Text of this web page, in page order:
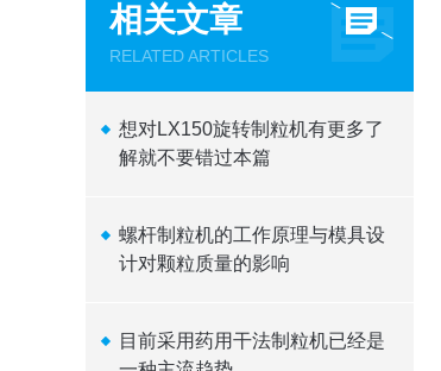
相关文章
RELATED ARTICLES
想对LX150旋转制粒机有更多了
解就不要错过本篇
螺杆制粒机的工作原理与模具设
计对颗粒质量的影响
目前采用药用干法制粒机已经是